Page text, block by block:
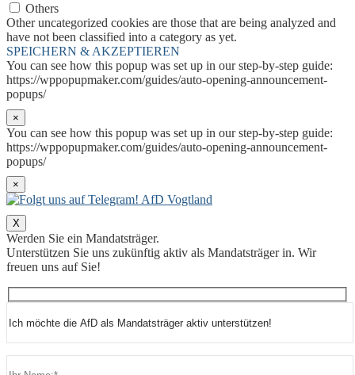
Others
Other uncategorized cookies are those that are being analyzed and
have not been classified into a category as yet.
SPEICHERN & AKZEPTIEREN
You can see how this popup was set up in our step-by-step guide:
https://wppopupmaker.com/guides/auto-opening-announcement-
popups/
×
You can see how this popup was set up in our step-by-step guide:
https://wppopupmaker.com/guides/auto-opening-announcement-
popups/
×
X
Werden Sie ein Mandatsträger.
Unterstützen Sie uns zukünftig aktiv als Mandatsträger in. Wir
freuen uns auf Sie!